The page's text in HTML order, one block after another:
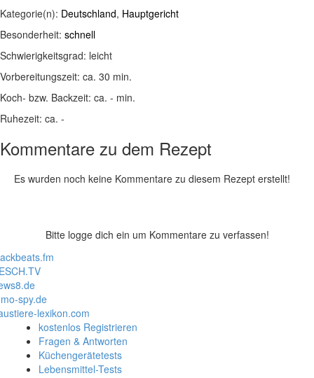
Kategorie(n): Deutschland, Hauptgericht
Besonderheit: schnell
Schwierigkeitsgrad: leicht
Vorbereitungszeit: ca. 30 min.
Koch- bzw. Backzeit: ca. - min.
Ruhezeit: ca. -
Kommentare zu dem Rezept
Es wurden noch keine Kommentare zu diesem Rezept erstellt!
Bitte logge dich ein um Kommentare zu verfassen!
spy.de
lexikon.com
kostenlos Registrieren
Fragen & Antworten
Küchengerätetests
Lebensmittel-Tests